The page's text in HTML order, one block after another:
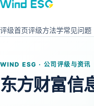
评级首页评级方法学常见问题
WIND ESG · 公司评级与资讯
东方财富信